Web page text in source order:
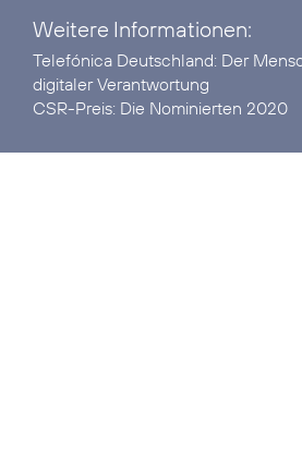
Weitere Informationen:
Telefónica Deutschland: Der
digitaler Verantwortung
CSR-Preis: Die Nominierten 2020